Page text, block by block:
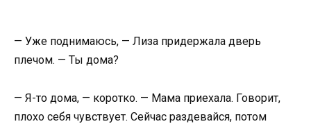
— Уже поднимаюсь, — Лиза придержала дверь
плечом. — Ты дома?
— Я-то дома, — коротко. — Мама приехала. Говорит,
плохо себя чувствует. Сейчас раздевайся, потом